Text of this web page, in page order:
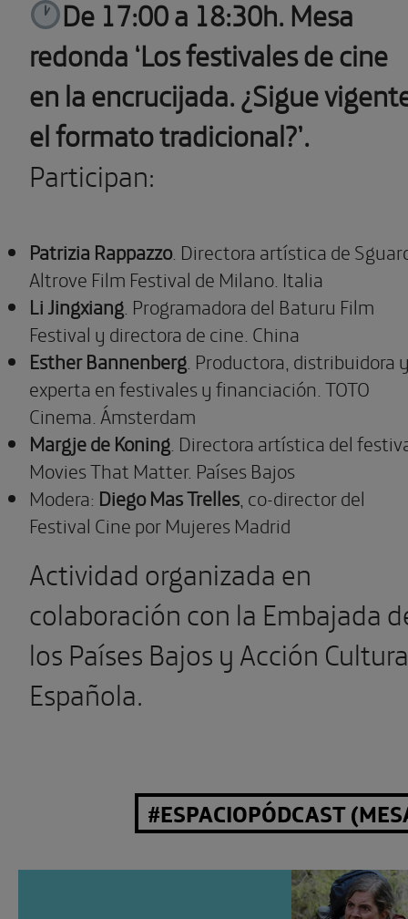
De 17:00 a 18:30h. Mesa
redonda ‘Los festivales de cine
en la encrucijada. ¿Sigue
el formato tradicional?’.
Participan:
Patrizia Rappazzo. Directora artística de
Altrove Film Festival de Milano. Italia
LiJingxiang . Programadora del Baturu Film
Festival y directora de cine. China
Esther Bannenberg . Productora, distribuidora
experta en festivales y financiación. TOTO
Cinema. Ámsterdam
Margje de Koning . Directora artística del
Movies That Matter. Países Bajos
Modera: Diego Mas Trelles , co-director del
Festival Cine por Mujeres Madrid
Actividad organizada en
colaboración con la Embajada
los Países Bajos y Acción
Española.
#ESPACIOPÓDCAST